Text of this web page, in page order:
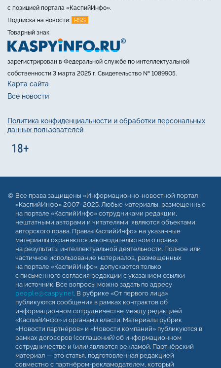
с позицией портала «КаспийИнфо».
Подписка на новости:
RSS
Товарный знак
зарегистрирован в Федеральной службе по интеллектуальной
собственности 3 марта 2025 г. Свидетельство № 1089905.
Карта сайта
Все новости
Политика конфиденциальности и обработки персональных
данных пользователей
Все права защищены «Информационно-новостной портал
«КаспийИнфо» 2007–2025. Любые материалы, размещенные
на портале «КаспийИнфо» сотрудниками редакции,
нештатными авторами и читателями, являются объектами
авторского права. Права«КаспийИнфо» на указанные
материалы охраняются законодательством о правах
на результаты интеллектуальной деятельности. Полное или
частичное использование материалов, размещенных
на портале «КаспийИнфо», допускается только
с письменного согласия редакции с указанием ссылки
на источник. Все вопросы можно задать по адресу
people@caspy.net. В рубрике «От первого лица»
публикуются сообщения в рамках контрактов об
информационном сотрудничестве между редакцией
«КаспийИнфо» и органами власти. Материалы рубрик
«Новости партнёров» и «Новости компаний» публикуются в
рамках договоров (соглашений) об информационном
сотрудничестве и (или) являются рекламой. Партнёрский
материал — это статья, подготовленная редакцией
совместно с партнёром-рекламодателем, который